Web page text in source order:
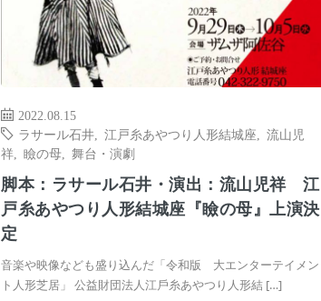
2022.08.15
ラサール石井 ,江戸糸あやつり人形結城座 ,流山児
祥 ,瞼の母 ,舞台・演劇
脚本：ラサール石井・演出：流山児祥 江
戸糸あやつり人形結城座『瞼の母』上演決
定
音楽や映像なども盛り込んだ「令和版 大エンターテイメン
ト人形芝居」 公益財団法⼈江⼾⽷あやつり⼈形結 […]